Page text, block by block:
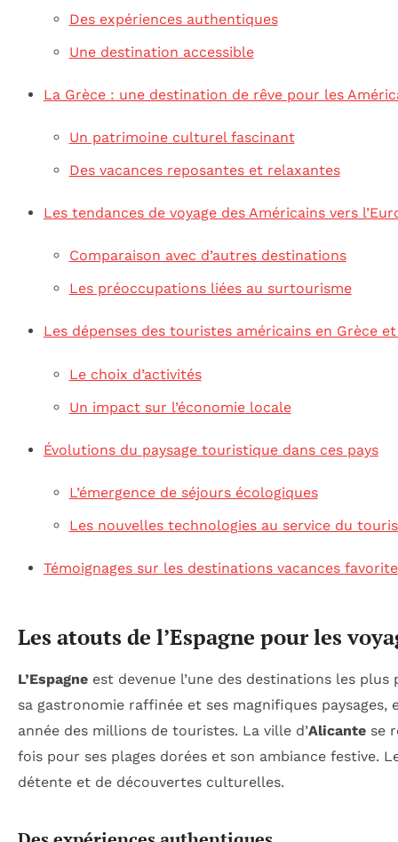
Des expériences authentiques
Une destination accessible
La Grèce : une destination de rêve pour les
Un patrimoine culturel fascinant
Des vacances reposantes et relaxantes
Les tendances de voyage des Américains vers
Comparaison avec d’autres destinations
Les préoccupations liées au surtourisme
Les dépenses des touristes américains en Grèce
Le choix d’activités
Un impact sur l’économie locale
Évolutions du paysage touristique dans ces pays
L’émergence de séjours écologiques
Les nouvelles technologies au service du
Témoignages sur les destinations vacances
Les atouts de l’Espagne pour les
L’Espagne est devenue l’une des destinations les
sa gastronomie raffinée et ses magnifiques
année des millions de touristes. La ville d’Alicante se
fois pour ses plages dorées et son ambiance festive.
détente et de découvertes culturelles.